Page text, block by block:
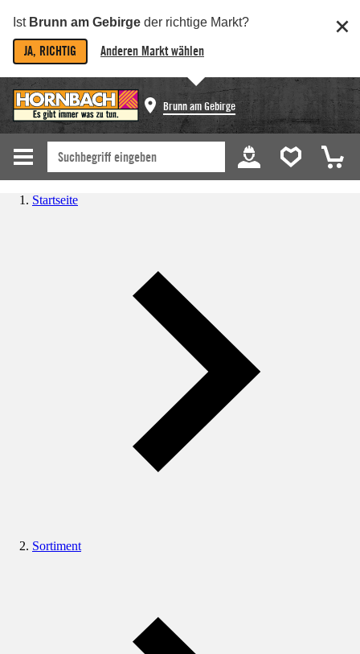
Ist Brunn am Gebirge der richtige Markt?
JA, RICHTIG Anderen Markt wählen
Brunn am Gebirge
Startseite
Sortiment